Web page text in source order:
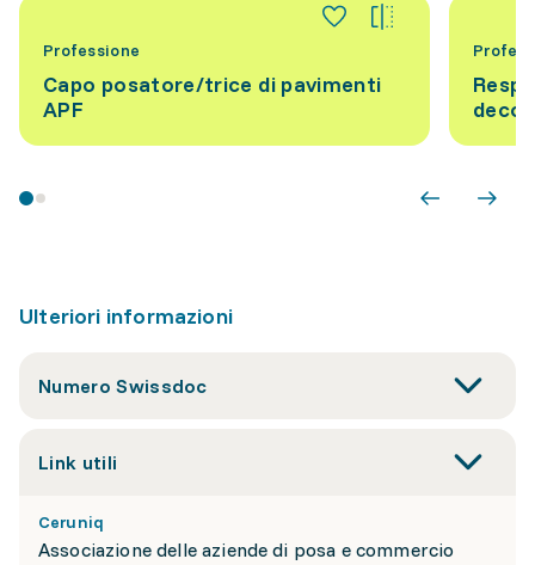
Professione
Capo posatore/trice di pavimenti
APF
Ulteriori informazioni
Numero Swissdoc
Link utili
Ceruniq
Associazione delle aziende di posa e commercio